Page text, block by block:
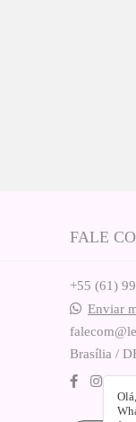
FALE
+55 (61)
Enviar
Brasília /